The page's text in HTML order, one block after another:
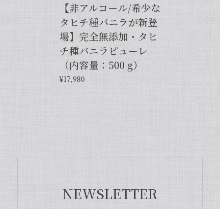
2024/06/14
プリンをよく作るので購入しました。 今までは安価
なバニラエッセンスを仕方なく使っていました。 バ
り、大変嬉しく思います。こちらの商品
【非アルコール/希少な
タヒチ種バニラが新登
場】完全無添加・タヒ
チ種バニラピューレ
（内容量：500 g）
¥17,980
NEWSLETTER